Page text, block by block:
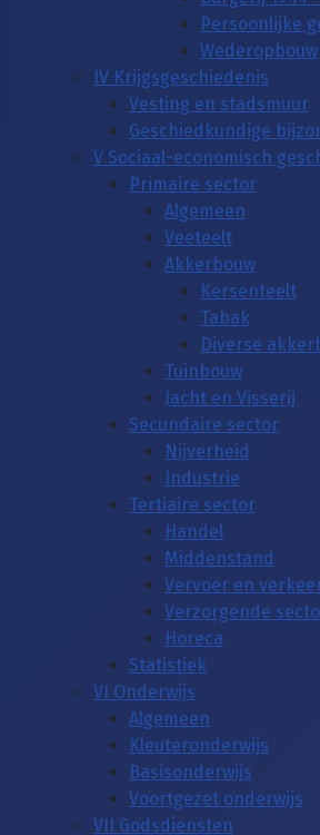
Persoonlijke
Wederopbouw
IV Krijgsgeschiedenis
Vesting en stadsmuur
Geschiedkundige
V Sociaal-economisch
Primaire sector
Algemeen
Veeteelt
Akkerbouw
Kersenteelt
Tabak
Diverse
Tuinbouw
Jacht en Visserij
Secundaire sector
Nijverheid
Industrie
Tertiaire sector
Handel
Middenstand
Vervoer en
Verzorgende
Horeca
Statistiek
VI Onderwijs
Algemeen
Kleuteronderwijs
Basisonderwijs
Voortgezet onderwijs
VII Godsdiensten